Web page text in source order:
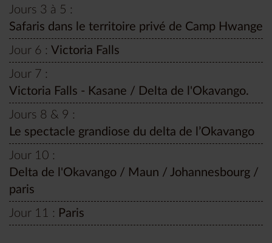
Jours 3 à 5 :
Safaris dans le territoire privé de Camp Hwange
Jour 6 : Victoria Falls
Jour 7 :
Victoria Falls - Kasane / Delta de l'Okavango.
Jours 8 & 9 :
Le spectacle grandiose du delta de l’Okavango
Jour 10 :
Delta de l'Okavango / Maun / Johannesbourg /
paris
Jour 11 : Paris